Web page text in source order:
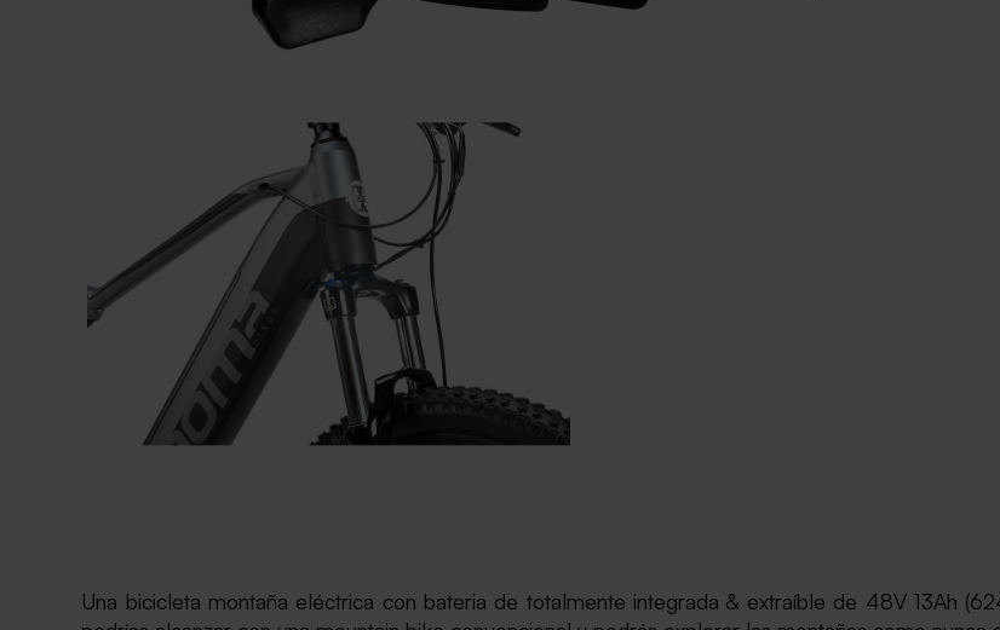
Una bicicleta montaña eléctrica con bateria de totalmente integrada & extraíble de 48V 13Ah